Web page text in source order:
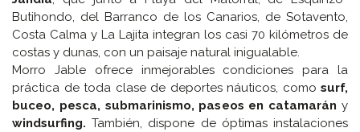
Butihondo, del Barranco de los Canarios, de Sotavento,
Costa Calma y La Lajita integran los casi 70 kilómetros de
costas y dunas, con un paisaje natural inigualable.
Morro Jable ofrece inmejorables condiciones para la
práctica de toda clase de deportes náuticos, como surf,
buceo, pesca, submarinismo, paseos en catamarán y
windsurfing. También, dispone de óptimas instalaciones